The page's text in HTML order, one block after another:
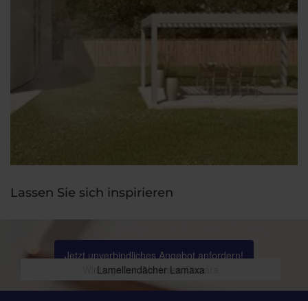
Terrassen-Markisen Terrea
Pergola-Markisen Perea
Wintergarten-Markisen Climara
Lamellendächer Lamaxa
Lassen Sie sich inspirieren
Jetzt unverbindliches Angebot anfordern!